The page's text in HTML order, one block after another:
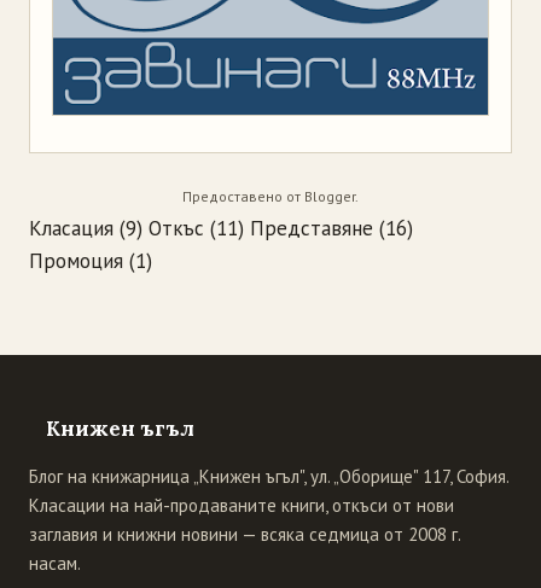
Предоставено от Blogger.
Класация (9) Откъс (11) Представяне (16)
Промоция (1)
Книжен ъгъл
Блог на книжарница „Книжен ъгъл", ул. „Оборище" 117, София.
Класации на най-продаваните книги, откъси от нови
заглавия и книжни новини — всяка седмица от 2008 г.
насам.